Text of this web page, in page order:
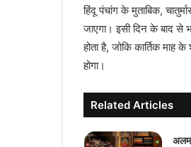
हिंदू पंचांग के मुताबिक,
जाएगा। इसी दिन के बाद से
होता है, जोकि कार्तिक
होगा।
Related Articles